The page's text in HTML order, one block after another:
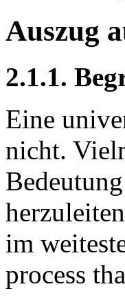
Auszug
2.1.1.
Eine
nicht.
im
process